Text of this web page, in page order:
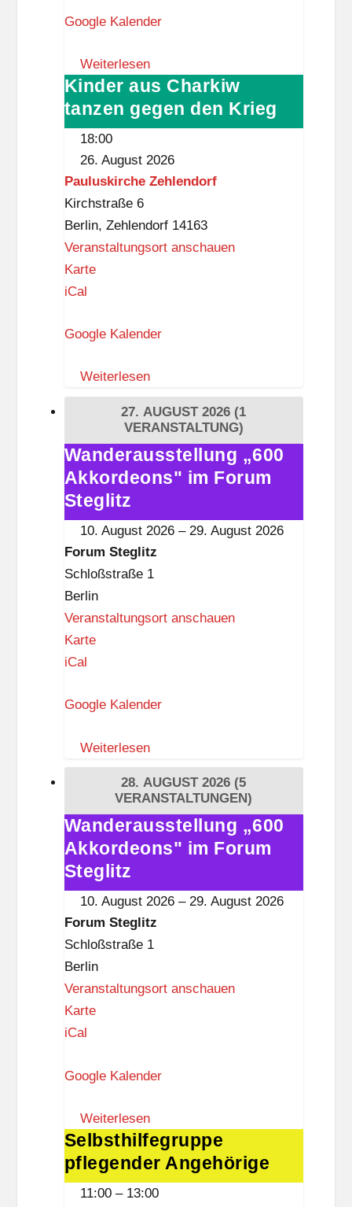
u
S
t
e
g
i
t
z
Google Kalender
Weiterlesen
Kinder
aus
Charkiw
gegen
den
Krieg
Kinder aus Charkiw
tanzen gegen den Krieg
18:00
26. August 2026
Pauluskirche Zehlendorf
Kirchstraße 6
Berlin, Zehlendorf 14163
Veranstaltungsort anschauen
KarteP
l
s
k
r
h
e
Z
e
h
l
e
n
r
iCal
Google Kalender
Weiterlesen
27. AUGUST 2026 (1
VERANSTALTUNG)
Wanderausstellung
„600
Akkordeons"
im
Wanderausstellung „600
Akkordeons" im Forum
Steglitz
10. August 2026 – 29. August 2026
Forum Steglitz
Schloßstraße 1
Berlin
Veranstaltungsort anschauen
KarteF
u
S
t
g
i
t
z
iCal
Google Kalender
Weiterlesen
28. AUGUST 2026 (5
VERANSTALTUNGEN)
Wanderausstellung
„600
Akkordeons"
im
Wanderausstellung „600
Akkordeons" im Forum
Steglitz
10. August 2026 – 29. August 2026
Forum Steglitz
Schloßstraße 1
Berlin
Veranstaltungsort anschauen
KarteF
u
S
t
e
g
iCal
Google Kalender
Weiterlesen
Selbsthilfegruppe
pflegender
Angehörige
Selbsthilfegruppe
pflegender Angehörige
11:00 – 13:00